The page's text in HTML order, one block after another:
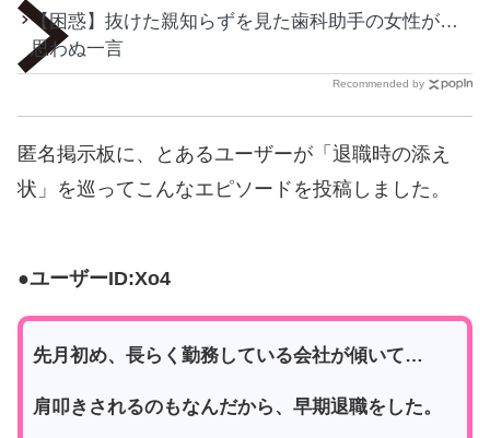
【困惑】抜けた親知らずを見た歯科助手の女性が…
思わぬ一言
Recommended by
匿名掲示板に、とあるユーザーが「退職時の添え
状」を巡ってこんなエピソードを投稿しました。
●ユーザーID:Xo4
先月初め、長らく勤務している会社が傾いて…
肩叩きされるのもなんだから、早期退職をした。